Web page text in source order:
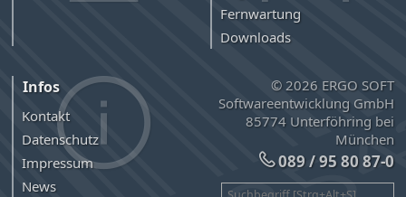
Fernwartung
Downloads
Infos
Kontakt
Datenschutz
Impressum
News
© 2026 ERGO SOFT
Softwareentwicklung GmbH
85774 Unterföhring bei
München
089 / 95 80 87-0